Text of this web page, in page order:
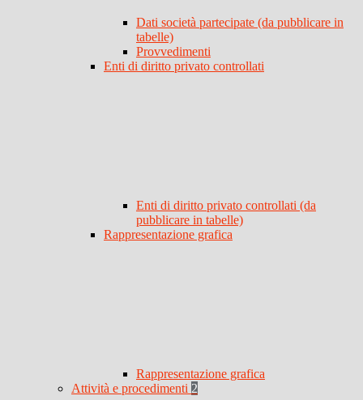
Dati società partecipate (da pubblicare in
tabelle)
Provvedimenti
Enti di diritto privato controllati
Enti di diritto privato controllati (da
pubblicare in tabelle)
Rappresentazione grafica
Rappresentazione grafica
Attività e procedimenti 2